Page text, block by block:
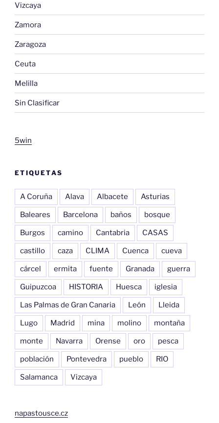
Vizcaya
Zamora
Zaragoza
Ceuta
Melilla
Sin Clasificar
5win
ETIQUETAS
A Coruña Alava Albacete Asturias
Baleares Barcelona baños bosque
Burgos camino Cantabria CASAS
castillo caza CLIMA Cuenca cueva
cárcel ermita fuente Granada guerra
Guipuzcoa HISTORIA Huesca iglesia
Las Palmas de Gran Canaria León Lleida
Lugo Madrid mina molino montaña
monte Navarra Orense oro pesca
población Pontevedra pueblo RIO
Salamanca Vizcaya
napastousce.cz